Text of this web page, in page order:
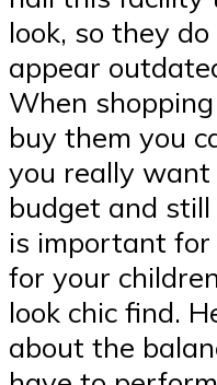
look, so they
appear
When
buy them you
you really
budget and
is important
for your
look chic find.
about the